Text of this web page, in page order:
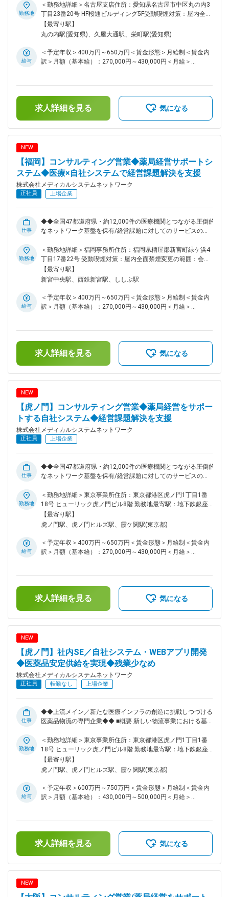
ビスを追求し続け、現在はスタンダード市場に上場。売上高・
事業規模ともに安定成長を続けています。 変更の範囲：会社
の定める業務
「経営支援・コンサルティング型営業」へ昇華できるポジショ
ン ◆単なる物売りではなく、薬局・医療機関の経営課題に真正
面から向き合い、地域医療を支える実感を得られる仕事 ■業務
内容 医薬品を取り扱う薬局や医療機関に対し、当社の薬局経
医療機関の経営には、診療・調剤以外にも「医薬品価格交渉」
「支払い業務」「在庫管理」「不動品処理」など多くの負担が
イル 新規開拓もありますが、これまでの繋がりを活かした医
薬品卸会社や紹介会社からの紹介も多くなっています。新規サ
ービスをご案内するため、対面での営業が多くなっています。
（お客様希望でのオンライン商談も有り） 経営状況をヒアリ
培った知見がそのまま強みとして活かせます。商材ありきでは
は20名程のメンバーにて構成されています。社員の多くが中
途入社ということもあり、中途入社の方でもすぐに馴染むこと
ができる社風があります。家庭や育児に対する理解もあります
ので、お子様の行事や急なお迎えなども是非ご相談ください。
また、担当エリアはそれぞれ決まっており、エリアによっては
出張が伴う場合もございます。 ※例：名古屋拠点→東海・北陸
全国450店舗以上を展開する「なの花薬局」を中核に、医薬品
ネットワーク事業・調剤薬局事業を軸とした医療インフラ企業
ビスを追求し続け、現在はスタンダード市場に上場。売上高・
事業規模ともに安定成長を続けています。 変更の範囲：会社
の定める業務
勤務地
＜勤務地詳細＞名古屋支店住所：愛知県名古屋市中区丸の内3
丁目23番20号 HF桜通ビルディング5F受動喫煙対策：屋内全面
禁煙変更の範囲：会社の定める事業所（リモートワーク含む）
【最寄り駅】
丸の内駅(愛知県)、久屋大通駅、栄町駅(愛知県)
給与
＜予定年収＞400万円～650万円＜賃金形態＞月給制＜賃金内
訳＞月額（基本給）：270,000円～430,000円＜月給＞
くまでも目安の金額であり、選考を通じて上下する可能性があ
ります。月給(月額)は固定手当を含めた表記です。
求人詳細を見る 気になる
NEW
【福岡】コンサルティング営業◆薬局経営サポートシ
ステム◆医療×自社システムで経営課題解決を支援
株式会社メディカルシステムネットワーク
正社員 上場企業
仕事
◆◆全国47都道府県・約12,000件の医療機関とつながる圧倒的
なネットワーク基盤を保有/経営課題に対してのサービスの提
「経営支援・コンサルティング型営業」へ昇華できるポジショ
ン ◆単なる物売りではなく、薬局・医療機関の経営課題に真正
面から向き合い、地域医療を支える実感を得られる仕事 ■業務
内容 医薬品を取り扱う薬局や医療機関に対し、当社の薬局経
医療機関の経営には、診療・調剤以外にも「医薬品価格交渉」
「支払い業務」「在庫管理」「不動品処理」など多くの負担が
イル 新規開拓もありますが、これまでの繋がりを活かした医
薬品卸会社や紹介会社からの紹介も多くなっています。新規サ
ービスをご案内するため、対面での営業が多くなっています。
（お客様希望でのオンライン商談も有り） 経営状況をヒアリ
培った知見がそのまま強みとして活かせます。商材ありきでは
は20名程のメンバーにて構成されています。社員の多くが中
途入社ということもあり、中途入社の方でもすぐに馴染むこと
ができる社風があります。家庭や育児に対する理解もあります
ので、お子様の行事や急なお迎えなども是非ご相談ください。
また、担当エリアはそれぞれ決まっており、エリアによっては
出張が伴う場合もございます。 ※例：名古屋拠点→東海・北陸
全国450店舗以上を展開する「なの花薬局」を中核に、医薬品
ネットワーク事業・調剤薬局事業を軸とした医療インフラ企業
ビスを追求し続け、現在はスタンダード市場に上場。売上高・
事業規模ともに安定成長を続けています。 変更の範囲：会社
の定める業務
勤務地
＜勤務地詳細＞福岡事務所住所：福岡県糟屋郡新宮町緑ケ浜4
丁目17番22号 受動喫煙対策：屋内全面禁煙変更の範囲：会社
の定める事業所（リモートワーク含む）
【最寄り駅】
新宮中央駅、西鉄新宮駅、ししぶ駅
給与
＜予定年収＞400万円～650万円＜賃金形態＞月給制＜賃金内
訳＞月額（基本給）：270,000円～430,000円＜月給＞
くまでも目安の金額であり、選考を通じて上下する可能性があ
ります。月給(月額)は固定手当を含めた表記です。
求人詳細を見る 気になる
NEW
【虎ノ門】コンサルティング営業◆薬局経営をサポー
トする自社システム◆経営課題解決を支援
株式会社メディカルシステムネットワーク
正社員 上場企業
仕事
◆◆全国47都道府県・約12,000件の医療機関とつながる圧倒的
なネットワーク基盤を保有/経営課題に対してのサービスの提
「経営支援・コンサルティング型営業」へ昇華できるポジショ
ン ◆単なる物売りではなく、薬局・医療機関の経営課題に真正
面から向き合い、地域医療を支える実感を得られる仕事 ■業務
内容 医薬品を取り扱う薬局や医療機関に対し、当社の薬局経
医療機関の経営には、診療・調剤以外にも「医薬品価格交渉」
「支払い業務」「在庫管理」「不動品処理」など多くの負担が
イル 新規開拓もありますが、これまでの繋がりを活かした医
薬品卸会社や紹介会社からの紹介も多くなっています。新規サ
ービスをご案内するため、対面での営業が多くなっています。
（お客様希望でのオンライン商談も有り） 経営状況をヒアリ
培った知見がそのまま強みとして活かせます。商材ありきでは
は20名程のメンバーにて構成されています。社員の多くが中
途入社ということもあり、中途入社の方でもすぐに馴染むこと
ができる社風があります。家庭や育児に対する理解もあります
ので、お子様の行事や急なお迎えなども是非ご相談ください。
また、担当エリアはそれぞれ決まっており、エリアによっては
出張が伴う場合もございます。 ※例：名古屋拠点→東海・北陸
全国450店舗以上を展開する「なの花薬局」を中核に、医薬品
ネットワーク事業・調剤薬局事業を軸とした医療インフラ企業
ビスを追求し続け、現在はスタンダード市場に上場。売上高・
事業規模ともに安定成長を続けています。 変更の範囲：会社
の定める業務
勤務地
＜勤務地詳細＞東京事業所住所：東京都港区虎ノ門1丁目1番
18号 ヒューリック虎ノ門ビル8階 勤務地最寄駅：地下鉄銀座
線／虎ノ門駅受動喫煙対策：屋内全面禁煙変更の範囲：会社の
定める事業所（リモートワーク含む）
【最寄り駅】
虎ノ門駅、虎ノ門ヒルズ駅、霞ケ関駅(東京都)
給与
＜予定年収＞400万円～650万円＜賃金形態＞月給制＜賃金内
訳＞月額（基本給）：270,000円～430,000円＜月給＞
くまでも目安の金額であり、選考を通じて上下する可能性があ
ります。月給(月額)は固定手当を含めた表記です。
求人詳細を見る 気になる
NEW
【虎ノ門】社内SE／自社システム・WEBアプリ開発
◆医薬品安定供給を実現◆残業少なめ
株式会社メディカルシステムネットワーク
正社員 転勤なし 上場企業
仕事
◆◆上流メイン／新たな医療インフラの創造に挑戦しつづける
医薬品物流の専門企業◆◆ ■概要 新しい物流事業における基幹
の企画・開発・運用・保守業務全般をお任せいたします。 ■具
体的な業務内容 ・システム企画・開発 現場や事業の問題点を
特定し、システム化計画を立案 ・ベンダーと協力し、要件定
義から開発・導入までを一貫してリード ・社内・社外向けシ
ジェクトマネジメント 開発プロジェクトの進捗、品質、課題
の管理（PL業務） ・既存システムや新規導入システムの保
ク100％出資で誕生した、医薬品物流の専門企業です。新設企
業ならではの柔軟性と、上場グループとしての安定性を併せ持
ち、医薬品の「安定供給」という社会性の高いミッションに関
薬品卸売業 所在地：東京都港区虎ノ門 1-1-18 ヒューリック虎
勤務地
＜勤務地詳細＞東京事業所住所：東京都港区虎ノ門1丁目1番
18号 ヒューリック虎ノ門ビル8階 勤務地最寄駅：地下鉄銀座
線／虎ノ門駅受動喫煙対策：屋内全面禁煙変更の範囲：会社の
定める事業所
【最寄り駅】
虎ノ門駅、虎ノ門ヒルズ駅、霞ケ関駅(東京都)
給与
＜予定年収＞600万円～750万円＜賃金形態＞月給制＜賃金内
訳＞月額（基本給）：430,000円～500,000円＜月給＞
支給）賃金はあくまでも目安の金額であり、選考を通じて上下
する可能性があります。月給(月額)は固定手当を含めた表記で
求人詳細を見る 気になる
NEW